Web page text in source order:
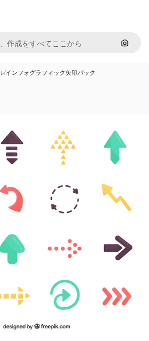
画像で
/インフォグラフィック矢印パック